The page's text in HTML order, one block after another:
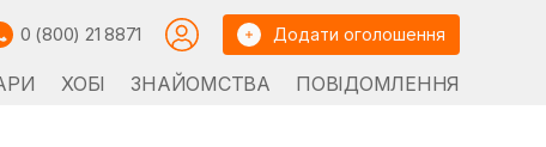
0 (800) 21 8871 Додати оголошення
ХОБІ ЗНАЙОМСТВА ПОВІДОМЛЕННЯ